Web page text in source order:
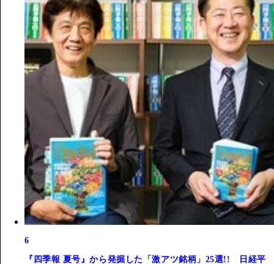
6
『四季報 夏号』から発掘した「激アツ銘柄」25選!! 日経平